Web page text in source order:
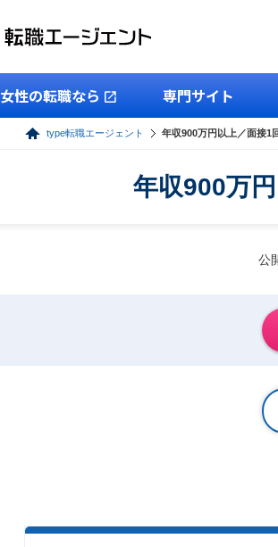
女性の転職なら 専門サイト
type転職エージェント 年収900万円以上／面接1
年収900万
公